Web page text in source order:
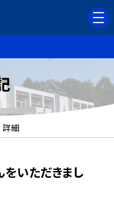
詳細
いただきまし